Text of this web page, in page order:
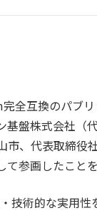
全互換のパブ
基盤株式会社（
市、代表取締役
参画したこと
技術的な実用